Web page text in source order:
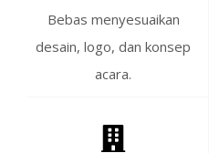
Bebas menyesuaikan
desain, logo, dan konsep
acara.